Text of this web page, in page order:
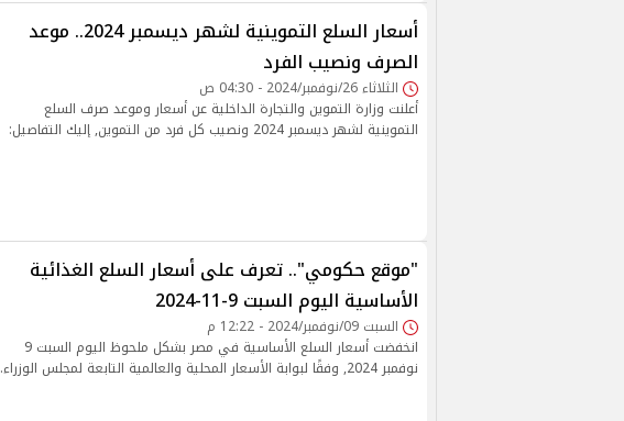
أسعار السلع التموينية لشهر ديسمبر 2024.. موعد
الصرف ونصيب الفرد
الثلاثاء 26/نوفمبر/2024 - 04:30 ص
أعلنت وزارة التموين والتجارة الداخلية عن أسعار وموعد صرف السلع
التموينية لشهر ديسمبر 2024 ونصيب كل فرد من التموين, إليك التفاصيل:
"موقع حكومي".. تعرف على أسعار السلع الغذائية
الأساسية اليوم السبت 9-11-2024
السبت 09/نوفمبر/2024 - 12:22 م
انخفضت أسعار السلع الأساسية في مصر بشكل ملحوظ اليوم السبت 9
نوفمبر 2024, وفقًا لبوابة الأسعار المحلية والعالمية التابعة لمجلس الوزراء.